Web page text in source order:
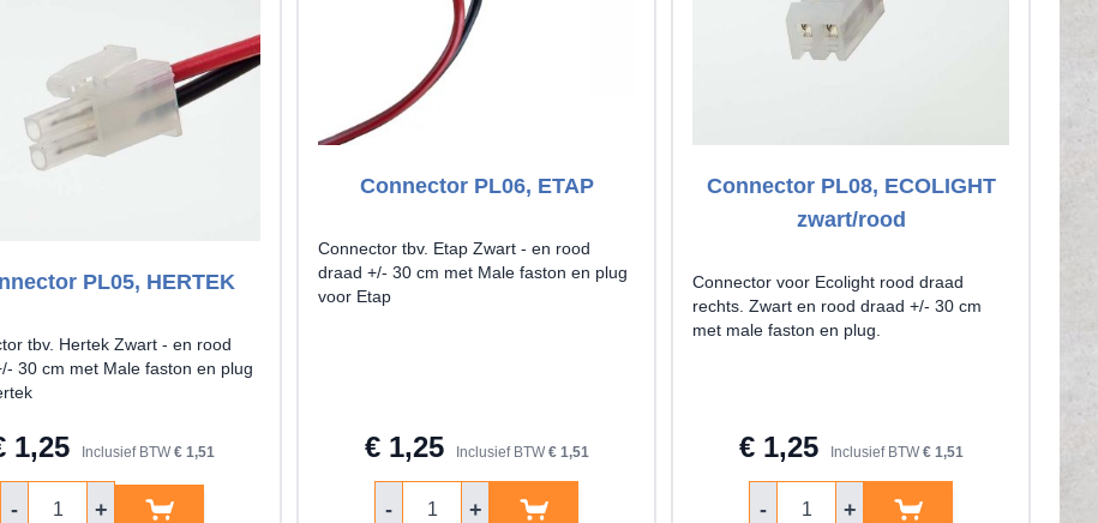
PL05, HERTEK
tbv. Hertek Zwart - en rood
30 cm met Male faston en plug
1,25 Inclusief BTW € 1,51
- +
Connector PL06, ETAP
Connector tbv. Etap Zwart - en rood
draad +/- 30 cm met Male faston en plug
voor Etap
€ 1,25 Inclusief BTW € 1,51
- +
Connector PL08, ECOLIGHT
zwart/rood
Connector voor Ecolight rood draad
rechts. Zwart en rood draad +/- 30 cm
met male faston en plug.
€ 1,25 Inclusief BTW € 1,51
- +